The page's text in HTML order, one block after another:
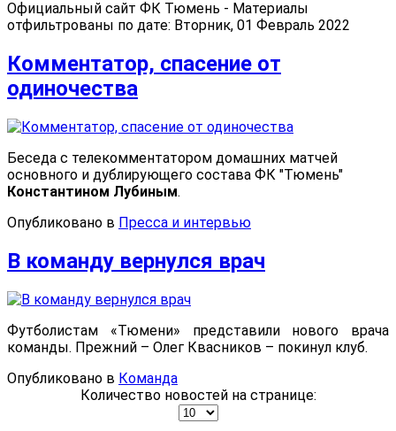
Официальный сайт ФК Тюмень - Материалы
отфильтрованы по дате: Вторник, 01 Февраль 2022
Комментатор, спасение от
одиночества
Беседа с телекомментатором домашних матчей
основного и дублирующего состава ФК "Тюмень"
Константином Лубиным.
Опубликовано в Пресса и интервью
В команду вернулся врач
Футболистам «Тюмени» представили нового врача
команды. Прежний – Олег Квасников – покинул клуб.
Опубликовано в Команда
Количество новостей на странице: